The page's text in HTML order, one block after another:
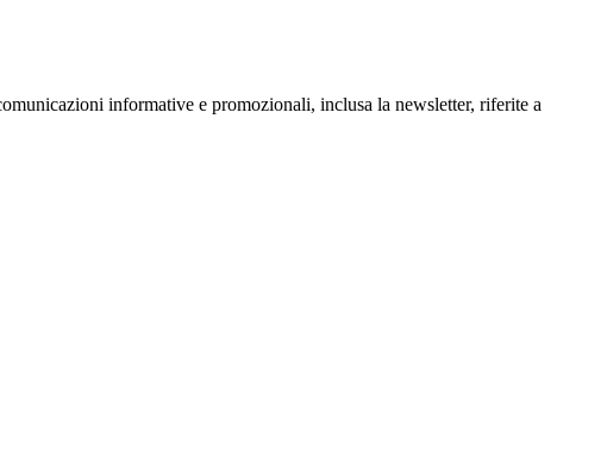
informative e promozionali, inclusa la newsletter, riferite a